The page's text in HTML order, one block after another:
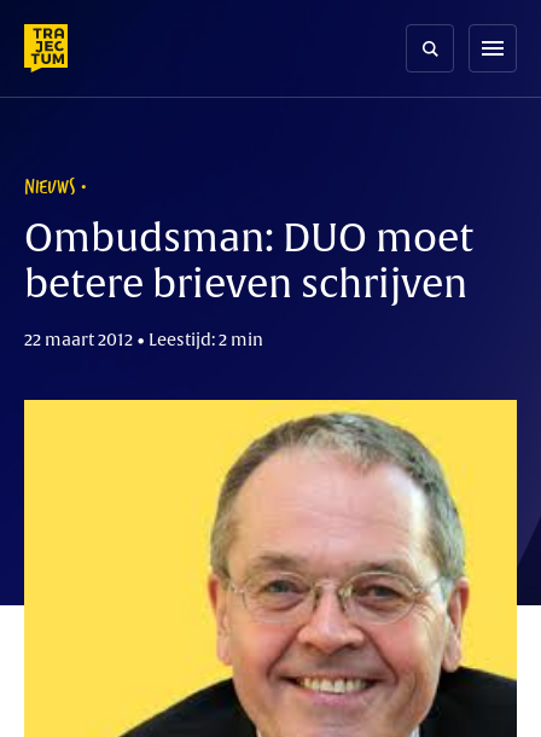
content
menu
NIEUWS
Ombudsman: DUO moet
betere brieven schrijven
22 maart 2012 • Leestijd: 2 min